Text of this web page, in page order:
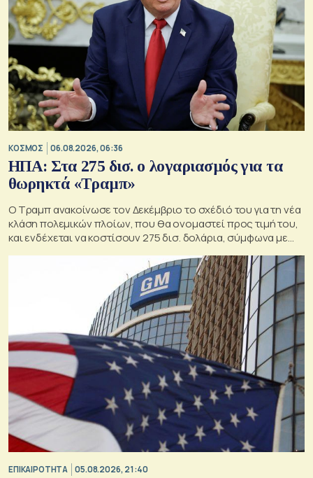
ΚΟΣΜΟΣ 06.08.2026, 06:36
ΗΠΑ: Στα 275 δισ. ο λογαριασμός για τα
θωρηκτά «Τραμπ»
Ο Τραμπ ανακοίνωσε τον Δεκέμβριο το σχέδιό του για τη νέα
κλάση πολεμικών πλοίων, που θα ονομαστεί προς τιμή του,
και ενδέχεται να κοστίσουν 275 δισ. δολάρια, σύμφωνα με
ΕΠΙΚΑΙΡΟΤΗΤΑ 05.08.2026, 21:40